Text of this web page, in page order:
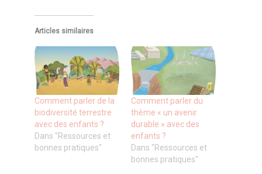
Articles similaires
Comment parler de la
biodiversité terrestre
avec des enfants ?
Dans "Ressources et
bonnes pratiques"
Comment parler du
thème « un avenir
durable » avec des
enfants ?
Dans "Ressources et
bonnes pratiques"